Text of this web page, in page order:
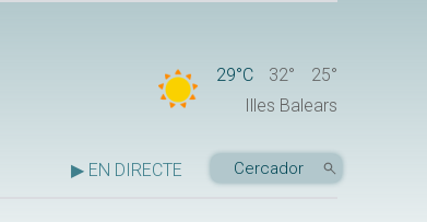
29°C 32°
25°
Illes Balears
▶ EN DIRECTE